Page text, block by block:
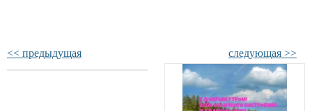
<< предыдущая следующая >>